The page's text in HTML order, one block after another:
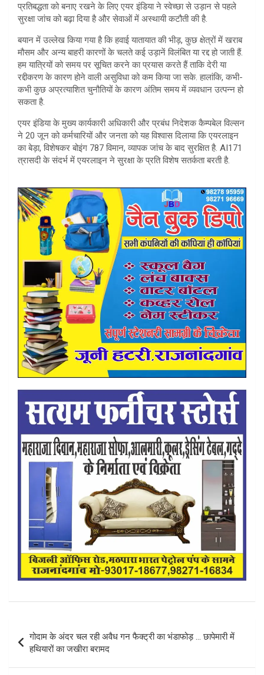
प्रतिबद्धता को बनाए रखने के लिए एयर इंडिया ने स्वेच्छा से उड़ान से पहले
सुरक्षा जांच को बढ़ा दिया है और सेवाओं में अस्थायी कटौती की है.
बयान में उल्लेख किया गया है कि हवाई यातायात की भीड़, कुछ क्षेत्रों में खराब
मौसम और अन्य बाहरी कारणों के चलते कई उड़ानें विलंबित या रद्द हो जाती हैं.
हम यात्रियों को समय पर सूचित करने का प्रयास करते हैं ताकि देरी या
रद्दीकरण के कारण होने वाली असुविधा को कम किया जा सके. हालांकि, कभी-
कभी कुछ अप्रत्याशित चुनौतियों के कारण अंतिम समय में व्यवधान उत्पन्न हो
सकता है.
एयर इंडिया के मुख्य कार्यकारी अधिकारी और प्रबंध निदेशक कैम्पबेल विल्सन
ने 20 जून को कर्मचारियों और जनता को यह विश्वास दिलाया कि एयरलाइन
का बेड़ा, विशेषकर बोइंग 787 विमान, व्यापक जांच के बाद सुरक्षित है. AI171
त्रासदी के संदर्भ में एयरलाइन ने सुरक्षा के प्रति विशेष सतर्कता बरती है.
Post
navigation
गोदाम के अंदर चल रही अवैध गन फैक्ट्री का भंडाफोड़ … छापेमारी में
हथियारों का जखीरा बरामद